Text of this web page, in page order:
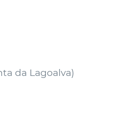
da Lagoalva)